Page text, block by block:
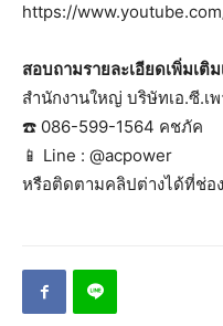
https://
สอบถามรายละเอียดเพิ่มเติ
สำนักงานใหญ่ บริษัทเอ.ซี.เ
☎️ 086-599-1564 คชภัค
📱 Line : @acpower
หรือติดตามคลิปต่างได้ที่ช่อง